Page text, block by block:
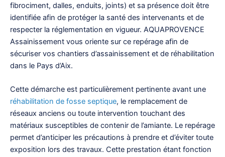
fibrociment, dalles, enduits, joints) et sa présence doit être
identifiée afin de protéger la santé des intervenants et de
respecter la réglementation en vigueur. AQUAPROVENCE
Assainissement vous oriente sur ce repérage afin de
sécuriser vos chantiers d’assainissement et de réhabilitation
dans le Pays d’Aix.
Cette démarche est particulièrement pertinente avant une
réhabilitation de fosse septique, le remplacement de
réseaux anciens ou toute intervention touchant des
matériaux susceptibles de contenir de l’amiante. Le repérage
permet d’anticiper les précautions à prendre et d’éviter toute
exposition lors des travaux. Cette prestation étant fonction